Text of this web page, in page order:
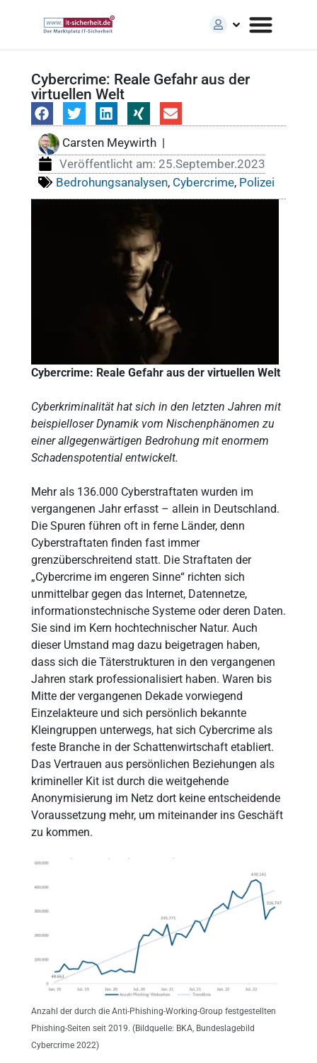
Cybercrime: Reale Gefahr aus der
virtuellen Welt
Carsten Meywirth|
Veröffentlicht am: 25.September.2023
Bedrohungsanalysen, Cybercrime, Polizei
Cybercrime: Reale Gefahr aus der virtuellen Welt
Cyberkriminalität hat sich in den letzten Jahren mit
beispielloser Dynamik vom Nischenphänomen zu
einer allgegenwärtigen Bedrohung mit enormem
Schadenspotential entwickelt.
Mehr als 136.000 Cyberstraftaten wurden im
vergangenen Jahr erfasst – allein in Deutschland.
Die Spuren führen oft in ferne Länder, denn
Cyberstraftaten finden fast immer
grenzüberschreitend statt. Die Straftaten der
„Cybercrime im engeren Sinne“ richten sich
unmittelbar gegen das Internet, Datennetze,
informationstechnische Systeme oder deren Daten.
Sie sind im Kern hochtechnischer Natur. Auch
dieser Umstand mag dazu beigetragen haben,
dass sich die Täterstrukturen in den vergangenen
Jahren stark professionalisiert haben. Waren bis
Mitte der vergangenen Dekade vorwiegend
Einzelakteure und sich persönlich bekannte
Kleingruppen unterwegs, hat sich Cybercrime als
feste Branche in der Schattenwirtschaft etabliert.
Das Vertrauen aus persönlichen Beziehungen als
krimineller Kit ist durch die weitgehende
Anonymisierung im Netz dort keine entscheidende
Voraussetzung mehr, um miteinander ins Geschäft
zu kommen.
Anzahl der durch die Anti-Phishing-Working-Group festgestellten
Phishing-Seiten seit 2019. (Bildquelle: BKA, Bundeslagebild
Cybercrime 2022)